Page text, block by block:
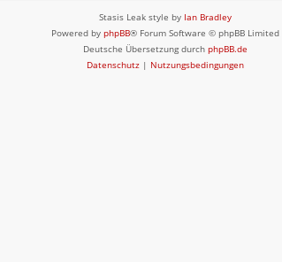
Stasis Leak style by Ian Bradley
Powered by phpBB® Forum Software © phpBB Limited
Deutsche Übersetzung durch phpBB.de
Datenschutz | Nutzungsbedingungen